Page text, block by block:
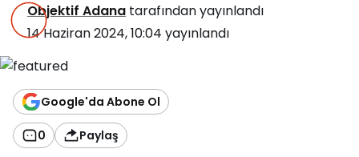
Objektif Adana tarafından yayınlandı
14 Haziran 2024, 10:04 yayınlandı
Google'da Abone Ol
0 Paylaş